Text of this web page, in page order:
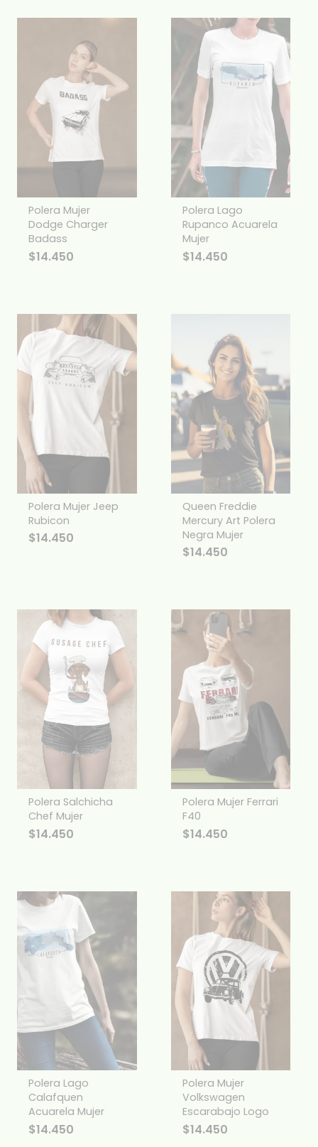
Polera Mujer
Dodge Charger
Badass
$14.450
Polera Lago
Rupanco Acuarela
Mujer
$14.450
Polera Mujer Jeep
Rubicon
$14.450
Queen Freddie
Mercury Art Polera
Negra Mujer
$14.450
Polera Salchicha
Chef Mujer
$14.450
Polera Mujer Ferrari
F40
$14.450
Polera Lago
Calafquen
Acuarela Mujer
$14.450
Polera Mujer
Volkswagen
Escarabajo Logo
$14.450